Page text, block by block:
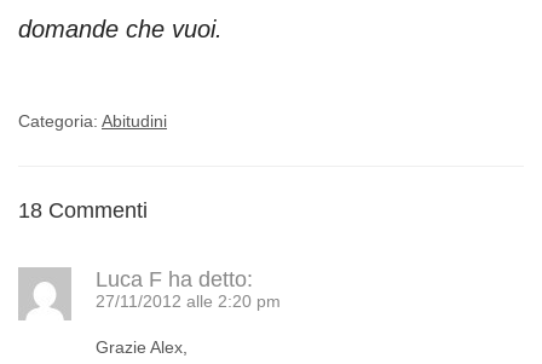
domande che vuoi.
Categoria: Abitudini
18 Commenti
Luca F ha detto:
27/11/2012 alle 2:20 pm
Grazie Alex,